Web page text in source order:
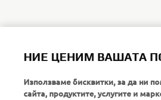
НИЕ ЦЕНИМ ВАШАТА
Използваме бисквитки, за да ни
сайта, продуктите, услугите и